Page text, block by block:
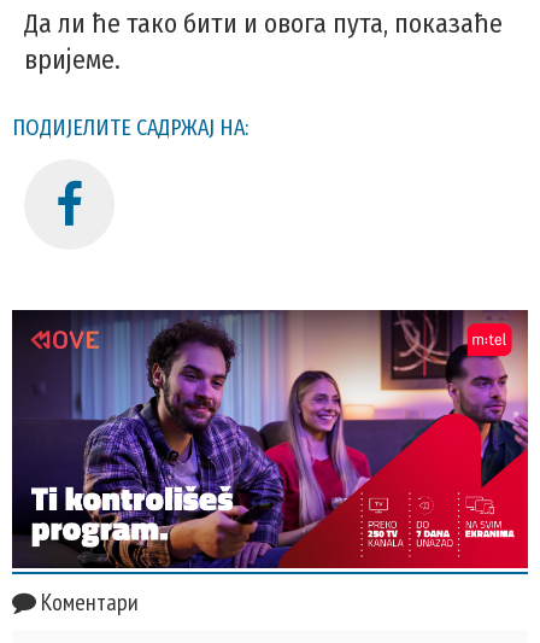
Да ли ће тако бити и овога пута, показаће
вријеме.
ПОДИЈЕЛИТЕ САДРЖАЈ НА:
Коментари